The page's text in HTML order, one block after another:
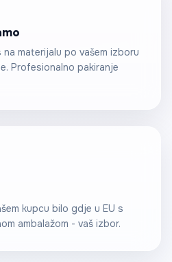
na materijalu po vašem izboru
Profesionalno pakiranje
kupcu bilo gdje u EU s
ambalažom - vaš izbor.